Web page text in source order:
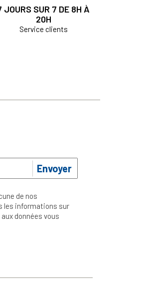
JOURS SUR 7 DE 8H À
20H
Service clients
Envoyer
de nos
les informations sur
données vous